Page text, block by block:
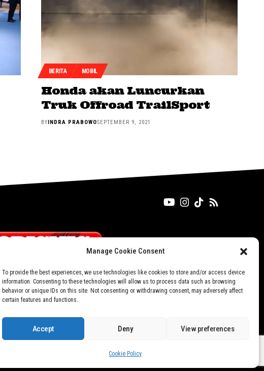
Manage Cookie Consent
To provide the best experiences, we use technologies like cookies to store and/or access device
information. Consenting to these technologies will allow us to process data such as browsing
behavior or unique IDs on this site. Not consenting or withdrawing consent, may adversely affect
certain features and functions.
Accept Deny View preferences
Cookie Policy
BERITA MOBIL
Honda akan Luncurkan
Truk Offroad TrailSport
BY INDRA PRABOWOSEPTEMBER 9, 2021